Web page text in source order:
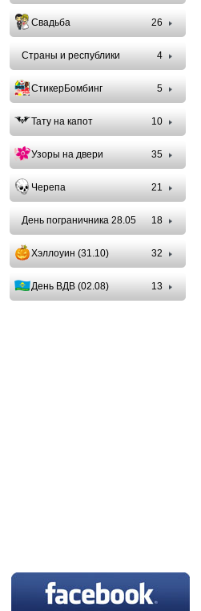
Свадьба 26
Страны и республики 4
СтикерБомбинг 5
Тату на капот 10
Узоры на двери 35
Черепа 21
День пограничника 28.05 18
Хэллоуин (31.10) 32
День ВДВ (02.08) 13